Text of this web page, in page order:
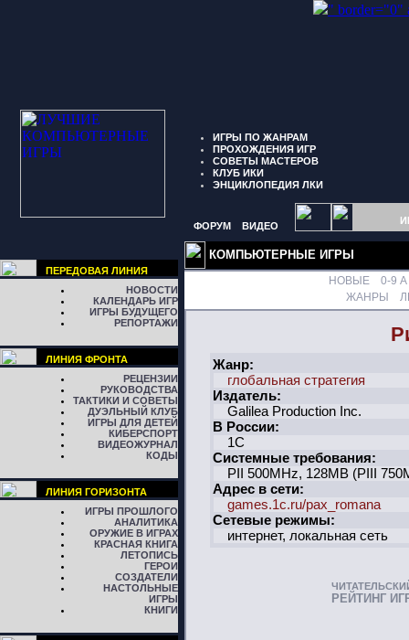
" border="0"
ИГРЫ ПО ЖАНРАМ
ПРОХОЖДЕНИЯ ИГР
СОВЕТЫ МАСТЕРОВ
КЛУБ ИКИ
ЭНЦИКЛОПЕДИЯ ЛКИ
ФОРУМ ВИДЕО
ПЕРЕДОВАЯ ЛИНИЯ
НОВОСТИ
КАЛЕНДАРЬ ИГР
ИГРЫ БУДУЩЕГО
РЕПОРТАЖИ
ЛИНИЯ ФРОНТА
РЕЦЕНЗИИ
РУКОВОДСТВА
ТАКТИКИ И СОВЕТЫ
ДУЭЛЬНЫЙ КЛУБ
ИГРЫ ДЛЯ ДЕТЕЙ
КИБЕРСПОРТ
ВИДЕОЖУРНАЛ
КОДЫ
ЛИНИЯ ГОРИЗОНТА
ИГРЫ ПРОШЛОГО
АНАЛИТИКА
ОРУЖИЕ В ИГРАХ
КРАСНАЯ КНИГА
ЛЕТОПИСЬ
ГЕРОИ
СОЗДАТЕЛИ
НАСТОЛЬНЫЕ
ИГРЫ
КНИГИ
КОМПЬЮТЕРНЫЕ ИГРЫ
НОВЫЕ 0-9 A
ЖАНРЫ
Жанр:
глобальная стратегия
Издатель:
Galilea Production Inc.
В России:
1C
Системные требования:
PII 500MHz, 128МB (PIII
Адрес в сети:
games.1c.ru/pax_romana
Сетевые режимы:
интернет, локальная сеть
РЕЙТИНГ